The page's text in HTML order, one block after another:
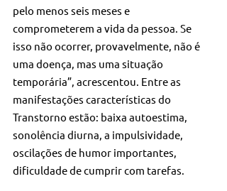
pelo menos seis meses e
comprometerem a vida da pessoa. Se
isso não ocorrer, provavelmente, não é
uma doença, mas uma situação
temporária”, acrescentou. Entre as
manifestações características do
Transtorno estão: baixa autoestima,
sonolência diurna, a impulsividade,
oscilações de humor importantes,
dificuldade de cumprir com tarefas.